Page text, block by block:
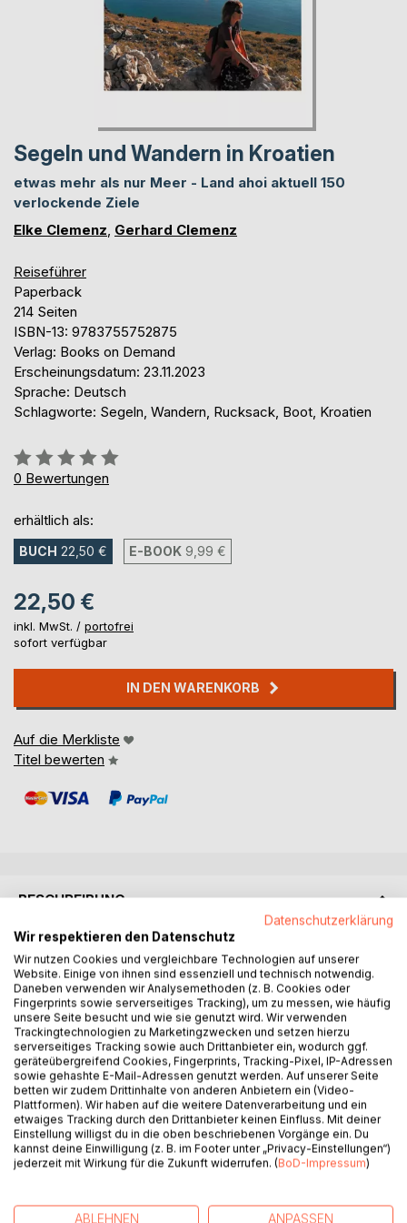
Segeln und Wandern in Kroatien
etwas mehr als nur Meer - Land ahoi aktuell 150
verlockende Ziele
Elke Clemenz Gerhard Clemenz
Reiseführer
Paperback
214 Seiten
ISBN-13: 9783755752875
Verlag: Books on Demand
Erscheinungsdatum: 23.11.2023
Sprache: Deutsch
Schlagworte: Segeln, Wandern, Rucksack, Boot, Kroatien
Bewertung::
0%
0 Bewertungen
erhältlich als:
BUCH 22,50 € E-BOOK 9,99 €
22,50 €
inkl. MwSt. / portofrei
sofort verfügbar
IN DEN WARENKORB
Auf die Merkliste
Titel bewerten
BESCHREIBUNG
Wenn auch Ihr zu den Yachties gehört, die bei ihren Törns
nicht nur Marinas, Stadthäfen oder Buchten vom Boot aus
sehen wollen, dann ist dieses Buch sicher genau das
Richtige für Euch. Habt Ihr auch Lust auf etwas mehr als
nur Meer und nicht nur auf Smalltalks von Reling zu Reling
oder das bekannte Hafenkino? Dann verbindet doch
einfach Meer und Land. Entspannt Euch und gönnt Euch
einen Landgang, der auch mal den Blick von ganz oben
eröffnet. Unser Buch enthält in der aktuellen 7. Auflage
2024 auf 214 Seiten inzwischen 150 verlockende
"Bewegungsvorschläge" vom kurzen, völlig problemlosen
Landgang bis zu längeren und teilweise anspruchsvollen
Supermärkten. Geht auf Entdeckungsreise, lernt Land und
Datenschutzerklärung
Wir respektieren den Datenschutz
Wir nutzen Cookies und vergleichbare Technologien auf unserer
Website. Einige von ihnen sind essenziell und technisch notwendig.
Daneben verwenden wir Analysemethoden (z. B. Cookies oder
Fingerprints sowie serverseitiges Tracking), um zu messen, wie häufig
unsere Seite besucht und wie sie genutzt wird. Wir verwenden
Trackingtechnologien zu Marketingzwecken und setzen hierzu
serverseitiges Tracking sowie auch Drittanbieter ein, wodurch ggf.
geräteübergreifend Cookies, Fingerprints, Tracking-Pixel, IP-Adressen
sowie gehashte E-Mail-Adressen genutzt werden. Auf unserer Seite
betten wir zudem Drittinhalte von anderen Anbietern ein (Video-
Plattformen). Wir haben auf die weitere Datenverarbeitung und ein
etwaiges Tracking durch den Drittanbieter keinen Einfluss. Mit deiner
Einstellung willigst du in die oben beschriebenen Vorgänge ein. Du
kannst deine Einwilligung (z. B. im Footer unter „Privacy-Einstellungen“)
jederzeit mit Wirkung für die Zukunft widerrufen. (BoD-Impressum)
ABLEHNEN ANPASSEN